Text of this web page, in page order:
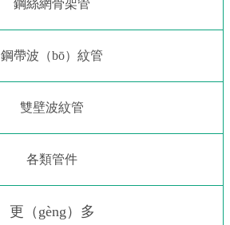
鋼絲網骨架管
鋼帶波（bō）紋管
雙壁波紋管
各類管件
更（gèng）多